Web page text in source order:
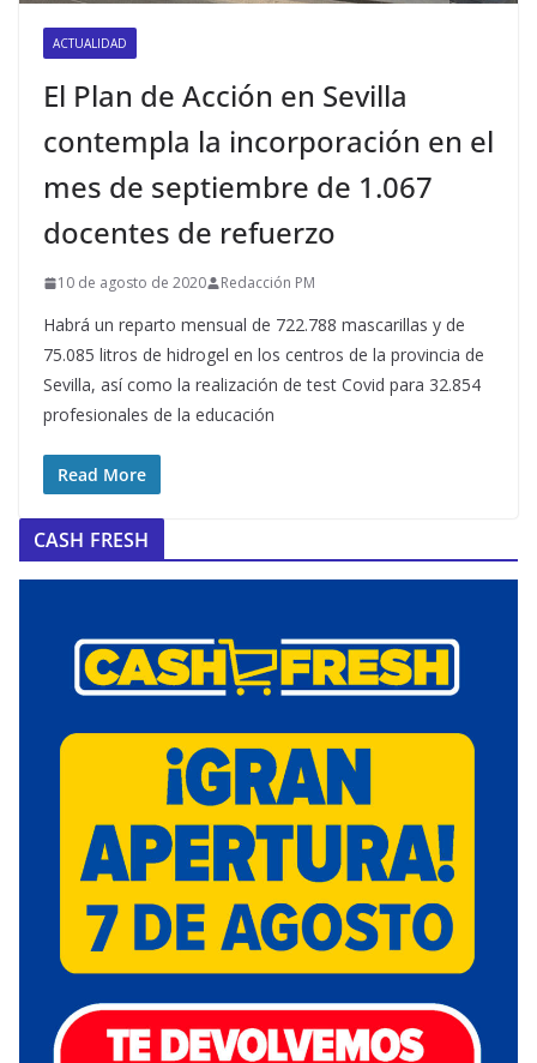
ACTUALIDAD
El Plan de Acción en Sevilla
contempla la incorporación en el
mes de septiembre de 1.067
docentes de refuerzo
10 de agosto de 2020 Redacción PM
Habrá un reparto mensual de 722.788 mascarillas y de
75.085 litros de hidrogel en los centros de la provincia de
Sevilla, así como la realización de test Covid para 32.854
profesionales de la educación
Read More
CASH FRESH